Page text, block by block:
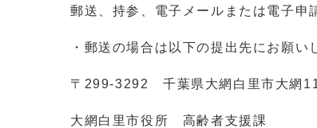
郵送、持参、電子メールまたは電子申
・郵送の場合は以下の提出先にお願い
〒299-3292 千葉県大網白里市大網
大網白里市役所 高齢者支援課